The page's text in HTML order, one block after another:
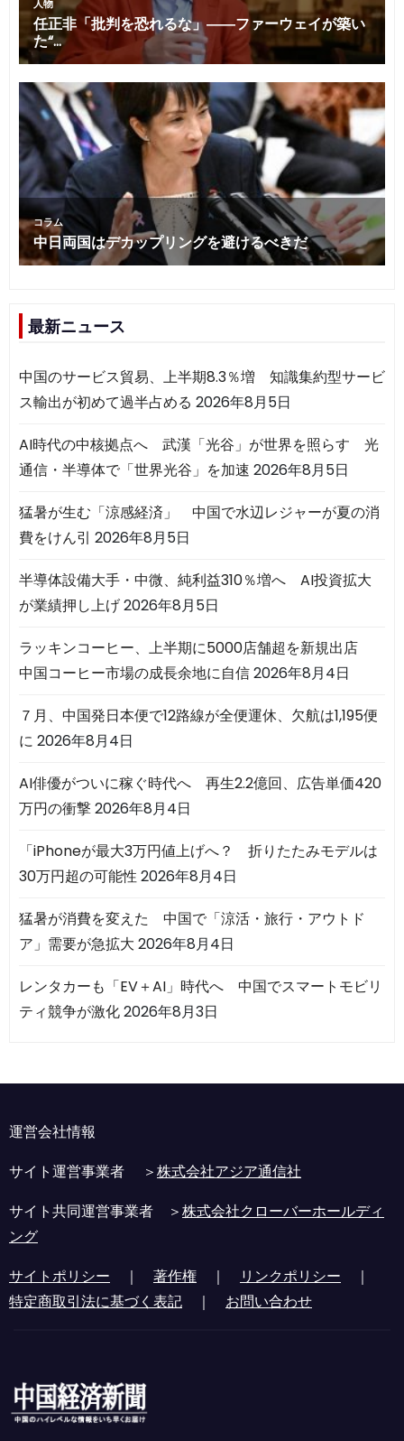
最新ニュース
中国のサービス貿易、上半期8.3％増 知識集約型サービ
ス輸出が初めて過半占める 2026年8月5日
AI時代の中核拠点へ 武漢「光谷」が世界を照らす 光
通信・半導体で「世界光谷」を加速 2026年8月5日
猛暑が生む「涼感経済」 中国で水辺レジャーが夏の消
費をけん引 2026年8月5日
半導体設備大手・中微、純利益310％増へ AI投資拡大
が業績押し上げ2026年8月5日
ラッキンコーヒー、上半期に5000店舗超を新規出店
中国コーヒー市場の成長余地に自信2026年8月4日
７月、中国発日本便で12路線が全便運休、欠航は1,195便
に 2026年8月4日
AI俳優がついに稼ぐ時代へ 再生2.2億回、広告単価420
万円の衝撃2026年8月4日
「iPhoneが最大3万円値上げへ？ 折りたたみモデルは
30万円超の可能性 2026年8月4日
猛暑が消費を変えた 中国で「涼活・旅行・アウトド
ア」需要が急拡大 2026年8月4日
レンタカーも「EV＋AI」時代へ 中国でスマートモビリ
ティ競争が激化2026年8月3日
運営会社情報
サイト運営事業者 ＞株式会社アジア通信社
サイト共同運営事業者 ＞株式会社クローバーホールディ
ング
サイトポリシー ｜ 著作権 ｜ リンクポリシー ｜
特定商取引法に基づく表記 ｜ お問い合わせ